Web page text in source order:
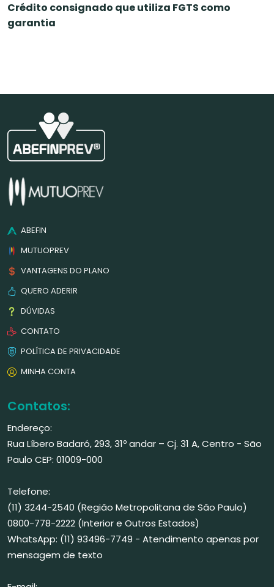
Crédito consignado que utiliza FGTS como
garantia
ABEFIN
MUTUOPREV
VANTAGENS DO PLANO
QUERO ADERIR
DÚVIDAS
CONTATO
POLÍTICA DE PRIVACIDADE
MINHA CONTA
Contatos:
Endereço:
Rua Líbero Badaró, 293, 31º andar – Cj. 31 A, Centro - São
Paulo CEP: 01009-000
Telefone:
(11) 3244-2540 (Região Metropolitana de São Paulo)
0800-778-2222 (Interior e Outros Estados)
WhatsApp: (11) 93496-7749 - Atendimento apenas por
mensagem de texto